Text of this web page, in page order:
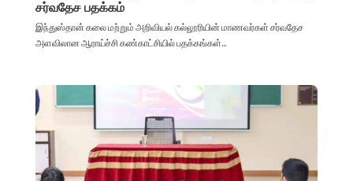
சர்வதேச பதக்கம்
இந்துஸ்தான் கலை மற்றும் அறிவியல் கல்லூரியின் மாணவர்கள் சர்வதேச
அளவிலான ஆராய்ச்சி கண்காட்சியில் பதக்கங்கள்...